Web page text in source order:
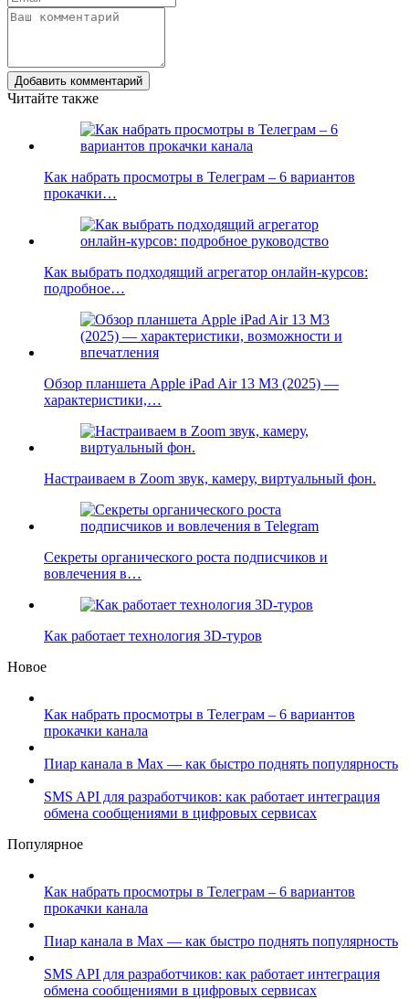
Добавить комментарий
Читайте также
Как набрать просмотры в Телеграм – 6 вариантов
прокачки…
Как выбрать подходящий агрегатор онлайн-курсов:
подробное…
Обзор планшета Apple iPad Air 13 M3 (2025) —
характеристики,…
Настраиваем в Zoom звук, камеру, виртуальный фон.
Секреты органического роста подписчиков и
вовлечения в…
Как работает технология 3D-туров
Новое
Как набрать просмотры в Телеграм – 6 вариантов
прокачки канала
Пиар канала в Max — как быстро поднять популярность
SMS API для разработчиков: как работает интеграция
обмена сообщениями в цифровых сервисах
Популярное
Как набрать просмотры в Телеграм – 6 вариантов
прокачки канала
Пиар канала в Max — как быстро поднять популярность
SMS API для разработчиков: как работает интеграция
обмена сообщениями в цифровых сервисах